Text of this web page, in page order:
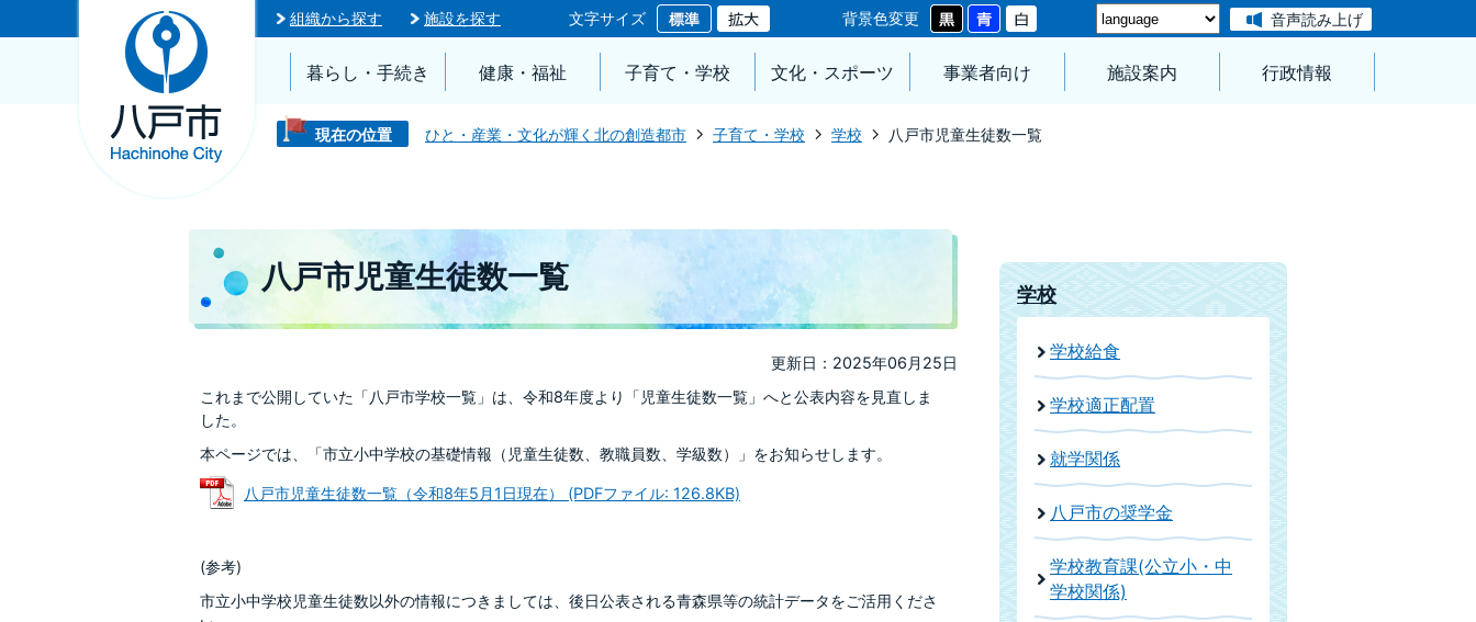
組織から探す 施設を探す 文字サイズ 背景色変更 音声読み上げ
暮らし・手続き 健康・福祉 子育て・学校 文化・スポーツ 事業者向け 施設案内 行政情報
現在の位置 ひと・産業・文化が輝く北の創造都市 子育て・学校 学校 八戸市児童生徒数一覧
八戸市児童生徒数一覧
更新日：2025年06月25日
これまで公開していた「八戸市学校一覧」は、令和8年度より「児童生徒数一覧」へと公表内容を見直しま
した。
本ページでは、「市立小中学校の基礎情報（児童生徒数、教職員数、学級数）」をお知らせします。
八戸市児童生徒数一覧（令和8年5月1日現在） (PDFファイル: 126.8KB)
(参考)
市立小中学校児童生徒数以外の情報につきましては、後日公表される青森県等の統計データをご活用くださ
学校
学校給食
学校適正配置
就学関係
八戸市の奨学金
学校教育課(公立小・中
学校関係)